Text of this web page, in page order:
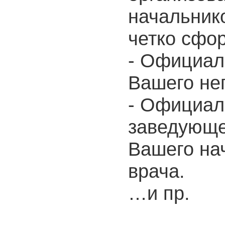
четко
-
Вашего
-
Вашего
врача.
…и пр.